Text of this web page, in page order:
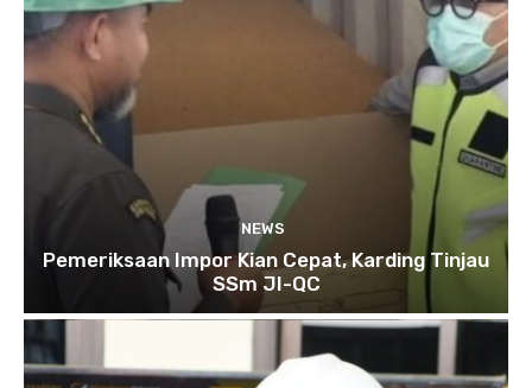
NEWS
Pemeriksaan Impor Kian Cepat, Karding Tinjau
SSm JI-QC